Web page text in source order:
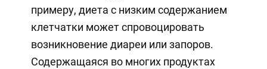
примеру, диета с низким содержанием
клетчатки может спровоцировать
возникновение диареи или запоров.
Содержащаяся во многих продуктах